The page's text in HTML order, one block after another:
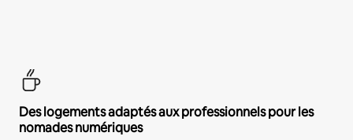
Des logements adaptés aux professionnels pour les
nomades numériques